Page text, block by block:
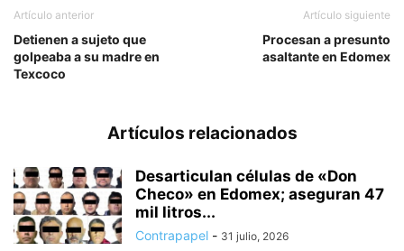
Artículo anterior
Detienen a sujeto que
golpeaba a su madre en
Texcoco
Artículo siguiente
Procesan a presunto
asaltante en Edomex
Artículos relacionados
Desarticulan células de «Don
Checo» en Edomex; aseguran 47
mil litros...
Contrapapel - 31 julio, 2026